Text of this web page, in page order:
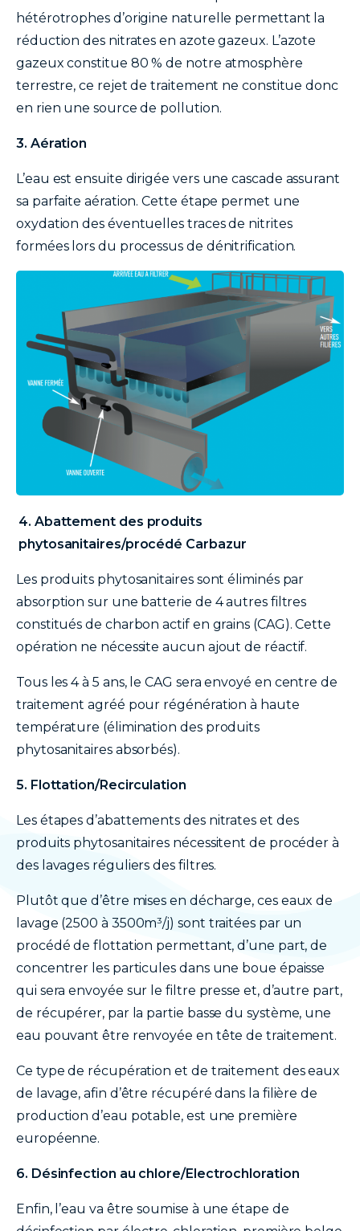
hétérotrophes d’origine naturelle permettant la
réduction des nitrates en azote gazeux. L’azote
gazeux constitue 80 % de notre atmosphère
terrestre, ce rejet de traitement ne constitue donc
en rien une source de pollution.
3. Aération
L’eau est ensuite dirigée vers une cascade assurant
sa parfaite aération. Cette étape permet une
oxydation des éventuelles traces de nitrites
formées lors du processus de dénitrification.
texte
4. Abattement des produits
phytosanitaires/procédé Carbazur
Les produits phytosanitaires sont éliminés par
absorption sur une batterie de 4 autres filtres
constitués de charbon actif en grains (CAG). Cette
opération ne nécessite aucun ajout de réactif.
Tous les 4 à 5 ans, le CAG sera envoyé en centre de
traitement agréé pour régénération à haute
température (élimination des produits
phytosanitaires absorbés).
5. Flottation/Recirculation
Les étapes d’abattements des nitrates et des
produits phytosanitaires nécessitent de procéder à
des lavages réguliers des filtres.
Plutôt que d’être mises en décharge, ces eaux de
lavage (2500 à 3500m³/j) sont traitées par un
procédé de flottation permettant, d’une part, de
concentrer les particules dans une boue épaisse
qui sera envoyée sur le filtre presse et, d’autre part,
de récupérer, par la partie basse du système, une
eau pouvant être renvoyée en tête de traitement.
Ce type de récupération et de traitement des eaux
de lavage, afin d’être récupéré dans la filière de
production d’eau potable, est une première
européenne.
6. Désinfection au chlore/Electrochloration
Enfin, l’eau va être soumise à une étape de